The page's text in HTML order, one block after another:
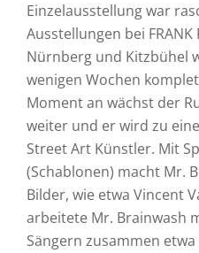
Einzelausstellung war
Ausstellungen bei FRANK
Nürnberg und Kitzbühel
wenigen Wochen
Moment an wächst der
weiter und er wird zu
Street Art Künstler. Mit
(Schablonen) macht Mr.
Bilder, wie etwa Vincent
arbeitete Mr. Brainwash
Sängern zusammen